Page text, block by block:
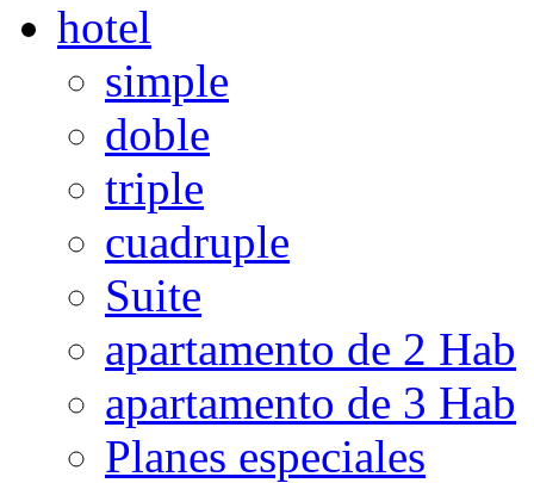
hotel
simple
doble
triple
cuadruple
Suite
apartamento de 2 Hab
apartamento de 3 Hab
Planes especiales